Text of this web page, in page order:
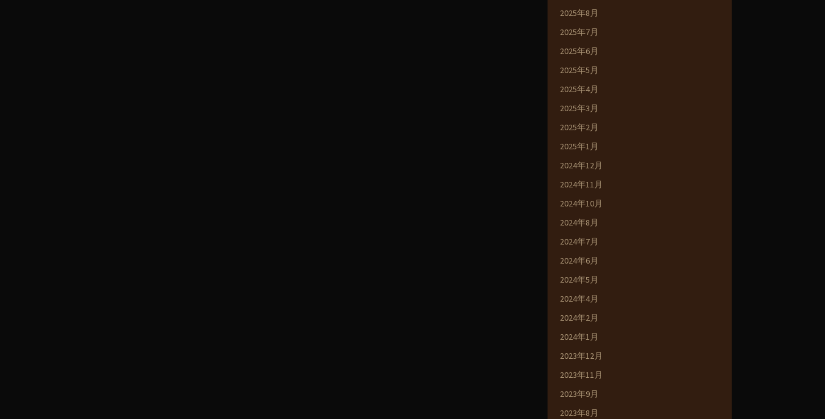
2025年8月
2025年7月
2025年6月
2025年5月
2025年4月
2025年3月
2025年2月
2025年1月
2024年12月
2024年11月
2024年10月
2024年8月
2024年7月
2024年6月
2024年5月
2024年4月
2024年2月
2024年1月
2023年12月
2023年11月
2023年9月
2023年8月